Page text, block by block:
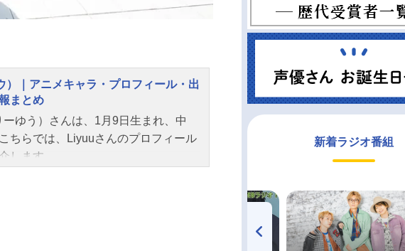
）｜アニメキャラ・プロフィール・出
まとめ
ゆう）さんは、1月9日生まれ、中
ちらでは、Liyuuさんのプロフィール
します。
新着ラジオ番組